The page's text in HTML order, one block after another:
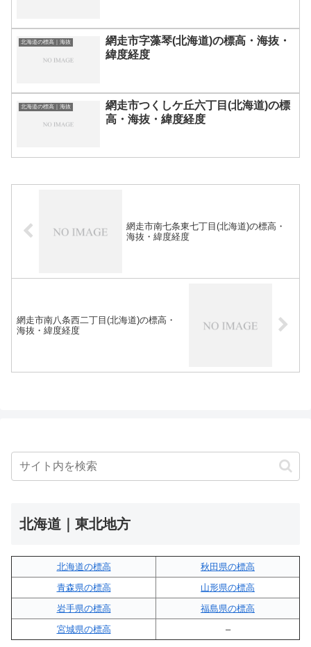
北海道の標高｜海抜
網走市字藻琴(北海道)の標高・海抜・
緯度経度
北海道の標高｜海抜
網走市つくしケ丘六丁目(北海道)の標
高・海抜・緯度経度
網走市南七条東七丁目(北海道)の標高・
海抜・緯度経度
網走市南八条西二丁目(北海道)の標高・
海抜・緯度経度
北海道｜東北地方
北海道の標高
秋田県の標高
青森県の標高
山形県の標高
岩手県の標高
福島県の標高
宮城県の標高
–